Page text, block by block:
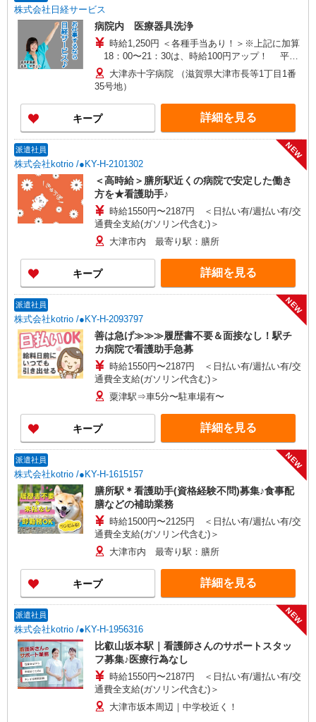
株式会社日経サービス
病院内 医療器具洗浄
時給1,250円 ＜各種手当あり！＞※上記に加算
18：00〜21：30は、時給100円アップ！ 平日
以外の勤務は、時給100円アップ！
大津赤十字病院 （滋賀県大津市長等1丁目1番
35号地）
キープ 詳細を見る
派遣社員
株式会社kotrio /●KY-H-2101302
NEW
＜高時給＞膳所駅近くの病院で安定した働き
方を★看護助手♪
時給1550円〜2187円 ＜日払い有/週払い有/交
通費全支給(ガソリン代含む)＞
大津市内 最寄り駅：膳所
キープ 詳細を見る
派遣社員
株式会社kotrio /●KY-H-2093797
NEW
善は急げ≫≫≫履歴書不要＆面接なし！駅チ
カ病院で看護助手急募
時給1550円〜2187円 ＜日払い有/週払い有/交
通費全支給(ガソリン代含む)＞
粟津駅⇒車5分〜駐車場有〜
キープ 詳細を見る
派遣社員
株式会社kotrio /●KY-H-1615157
NEW
膳所駅＊看護助手(資格経験不問)募集♪食事配
膳などの補助業務
時給1500円〜2125円 ＜日払い有/週払い有/交
通費全支給(ガソリン代含む)＞
大津市内 最寄り駅：膳所
キープ 詳細を見る
派遣社員
株式会社kotrio /●KY-H-1956316
NEW
比叡山坂本駅｜看護師さんのサポートスタッ
フ募集♪医療行為なし
時給1550円〜2187円 ＜日払い有/週払い有/交
通費全支給(ガソリン代含む)＞
大津市坂本周辺｜中学校近く！